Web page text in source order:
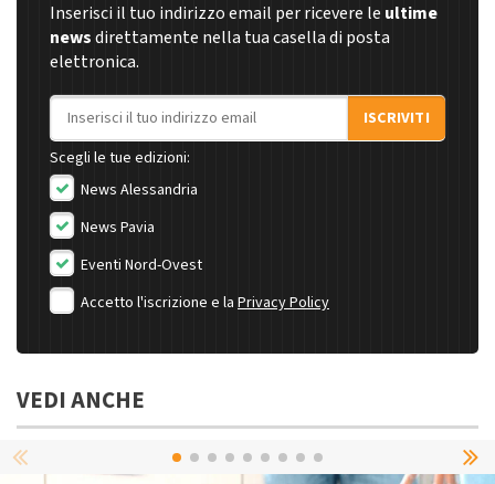
Inserisci il tuo indirizzo email per ricevere le ultime
newsdirettamente nella tua casella di posta
elettronica.
Indirizzo email
ISCRIVITI
Scegli le tue edizioni:
News Alessandria
News Pavia
Eventi Nord-Ovest
Accetto l'iscrizione e la Privacy Policy
VEDI ANCHE